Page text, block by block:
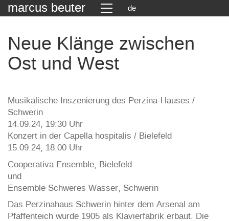
marcus beuter de
Neue Klänge zwischen
Ost und West
Musikalische Inszenierung des Perzina-Hauses /
Schwerin
14.09.24, 19:30 Uhr
Konzert in der Capella hospitalis / Bielefeld
15.09.24, 18:00 Uhr
Cooperativa Ensemble, Bielefeld
und
Ensemble Schweres Wasser, Schwerin
Das Perzinahaus Schwerin hinter dem Arsenal am
Pfaffenteich wurde 1905 als Klavierfabrik erbaut. Die